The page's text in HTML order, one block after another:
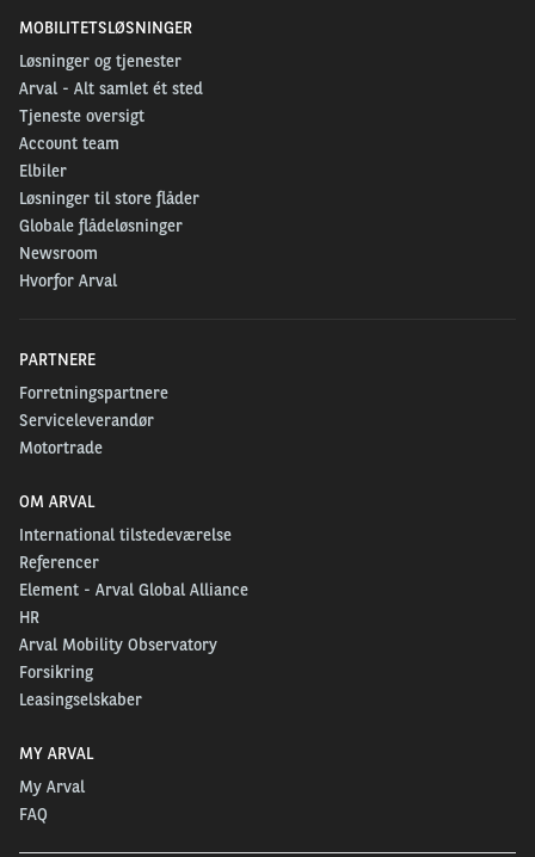
MOBILITETSLØSNINGER
Løsninger og tjenester
Arval - Alt samlet ét sted
Tjeneste oversigt
Account team
Elbiler
Løsninger til store flåder
Globale flådeløsninger
Newsroom
Hvorfor Arval
PARTNERE
Forretningspartnere
Serviceleverandør
Motortrade
OM ARVAL
International tilstedeværelse
Referencer
Element - Arval Global Alliance
HR
Arval Mobility Observatory
Forsikring
Leasingselskaber
MY ARVAL
My Arval
FAQ